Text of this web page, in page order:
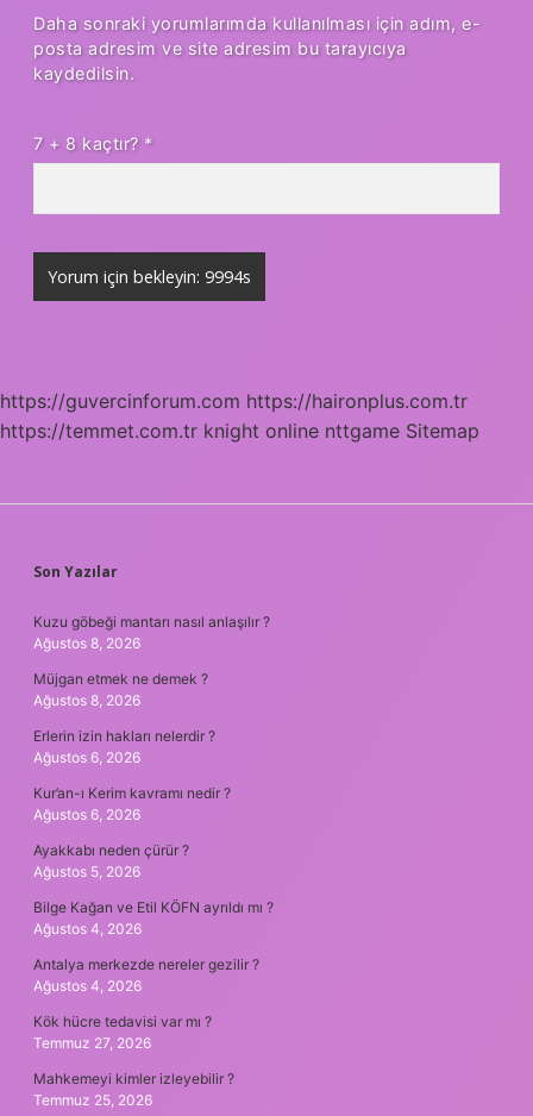
Daha sonraki yorumlarımda kullanılması için adım, e-
posta adresim ve site adresim bu tarayıcıya
kaydedilsin.
7 + 8 kaçtır? *
https://guvercinforum.com https://haironplus.com.tr
https://temmet.com.tr knight online nttgame Sitemap
SIDEBAR
Son Yazılar
Kuzu göbeği mantarı nasıl anlaşılır ?
Ağustos 8, 2026
Müjgan etmek ne demek ?
Ağustos 8, 2026
Erlerin izin hakları nelerdir ?
Ağustos 6, 2026
Kur’an-ı Kerim kavramı nedir ?
Ağustos 6, 2026
Ayakkabı neden çürür ?
Ağustos 5, 2026
Bilge Kağan ve Etil KÖFN ayrıldı mı ?
Ağustos 4, 2026
Antalya merkezde nereler gezilir ?
Ağustos 4, 2026
Kök hücre tedavisi var mı ?
Temmuz 27, 2026
Mahkemeyi kimler izleyebilir ?
Temmuz 25, 2026